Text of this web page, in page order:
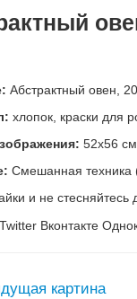
Абстрактный овен,
хлопок, краски для
52х56 см
Смешанная техника
и не стесняйтесь
Twitter Вконтакте
картина